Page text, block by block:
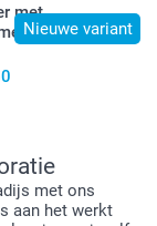
Nieuwe variant
met
met ons
aan het werkt